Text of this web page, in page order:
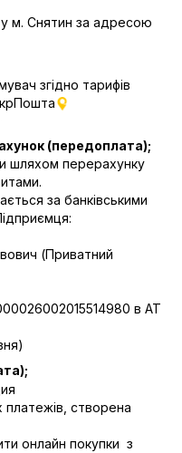
у м. Снятин за адресою
згідно тарифів
(передоплата);
шляхом перерахунку
за банківськими
(Приватний
в АТ
створена
онлайн покупки з